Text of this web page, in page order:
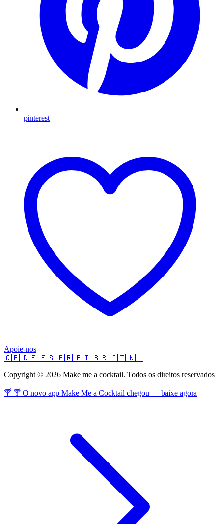
pinterest
Apoie-nos
🇬🇧 🇩🇪 🇪🇸 🇫🇷 🇵🇹 🇧🇷 🇮🇹 🇳🇱
Copyright © 2026 Make me a cocktail. Todos os direitos reservados
🍸 🍸 O novo app Make Me a Cocktail chegou — baixe agora